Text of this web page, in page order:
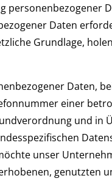
personenbezogener
Daten
Grundlage,
Daten,
einer
und in
unser
genutzten